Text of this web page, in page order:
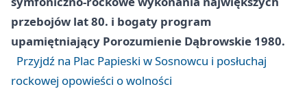
przebojów lat 80. i bogaty program
upamiętniający Porozumienie Dąbrowskie 1980.
Przyjdź na Plac Papieski w Sosnowcu i posłuchaj
rockowej opowieści o wolności